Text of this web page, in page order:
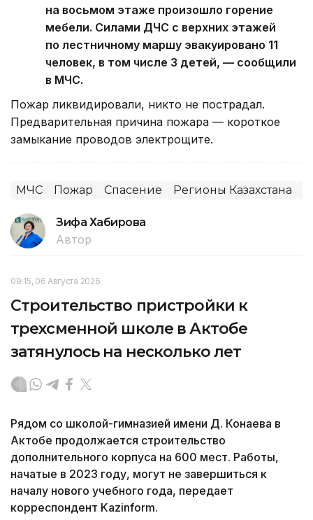
на восьмом этаже произошло горение
мебели. Силами ДЧС с верхних этажей
по лестничному маршу эвакуировано 11
человек, в том числе 3 детей, — сообщили
в МЧС.
Пожар ликвидировали, никто не пострадал.
Предварительная причина пожара — короткое
замыкание проводов электрощите.
МЧС Пожар Спасение Регионы Казахстана
Зифа Хабирова
Автор
09:15, 06 Августа 2026
Строительство пристройки к
трехсменной школе в Актобе
затянулось на несколько лет
Рядом со школой-гимназией имени Д. Конаева в
Актобе продолжается строительство
дополнительного корпуса на 600 мест. Работы,
начатые в 2023 году, могут не завершиться к
началу нового учебного года, передает
корреспондент Kazinform.